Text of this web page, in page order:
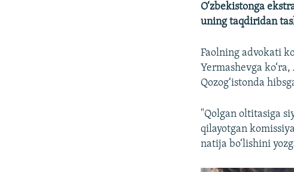
O‘zbekistonga
uning taqdiridan
Faolning advokati
Yermashevga
Qozog‘istonda
"Qolgan oltitasiga
qilayotgan
natija bo‘lishini